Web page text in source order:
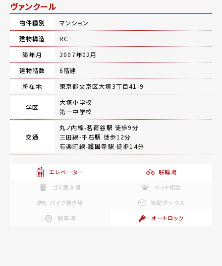
ヴァンクール
物件種別
マンション
建物構造
RC
築年月
2007年02月
建物階数
6階建
所在地
東京都文京区大塚3丁目41-9
学区
大塚小学校
第一中学校
交通
丸ノ内線-茗荷谷駅 徒歩9分
三田線-千石駅 徒歩12分
有楽町線-護国寺駅 徒歩14分
エレベーター
駐輪場
ゴミ置き場
ペット相談
バイク置き場
宅配ボックス
駐車場
オートロック